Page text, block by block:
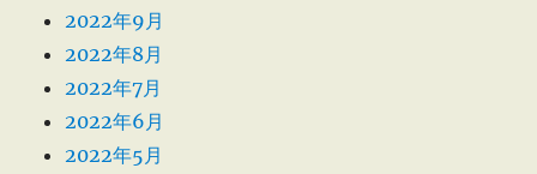
2022年9月
2022年8月
2022年7月
2022年6月
2022年5月